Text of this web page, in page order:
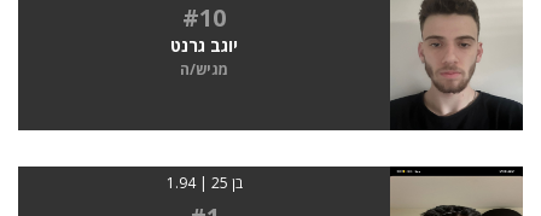
#10
יוגב גרנט
מגיש/ה
בן 25 | 1.94